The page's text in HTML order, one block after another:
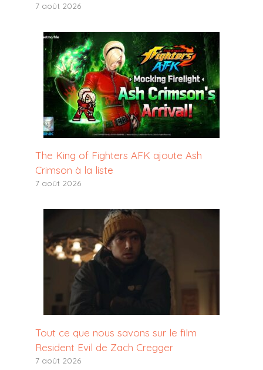
7 août 2026
The King of Fighters AFK ajoute Ash
Crimson à la liste
7 août 2026
Tout ce que nous savons sur le film
Resident Evil de Zach Cregger
7 août 2026